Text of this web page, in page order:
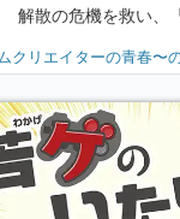
解散の危機を救い、
『少年ジャンプ』色
り】
クリエイターの青春〜